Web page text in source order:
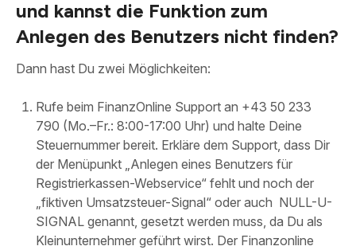
und kannst die Funktion zum
Anlegen des Benutzers nicht finden?
Dann hast Du zwei Möglichkeiten:
Rufe beim FinanzOnline Support an +43 50 233
790 (Mo.–Fr.: 8:00-17:00 Uhr) und halte Deine
Steuernummer bereit. Erkläre dem Support, dass Dir
der Menüpunkt „Anlegen eines Benutzers für
Registrierkassen-Webservice“ fehlt und noch der
„fiktiven Umsatzsteuer-Signal“ oder auch NULL-U-
SIGNAL genannt, gesetzt werden muss, da Du als
Kleinunternehmer geführt wirst. Der Finanzonline